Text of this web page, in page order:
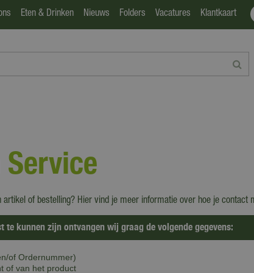
Eten & Drinken Nieuws Folders Vacatures Klantkaart
of bestelling? Hier vind je meer informatie over hoe je contact
te kunnen zijn ontvangen wij graag de volgende gegevens:
of Ordernummer)
of van het product